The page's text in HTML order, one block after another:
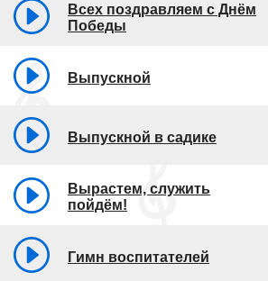
Всех поздравляем с Днём
Победы
Выпускной
Выпускной в садике
Вырастем, служить
пойдём!
Гимн воспитателей